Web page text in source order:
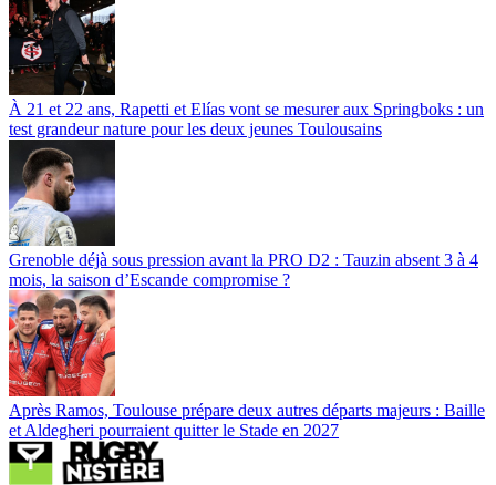
À 21 et 22 ans, Rapetti et Elías vont se mesurer aux Springboks : un
test grandeur nature pour les deux jeunes Toulousains
Grenoble déjà sous pression avant la PRO D2 : Tauzin absent 3 à 4
mois, la saison d’Escande compromise ?
Après Ramos, Toulouse prépare deux autres départs majeurs : Baille
et Aldegheri pourraient quitter le Stade en 2027